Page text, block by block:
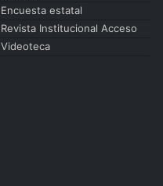
Encuesta estatal
Revista Institucional Acceso
Videoteca